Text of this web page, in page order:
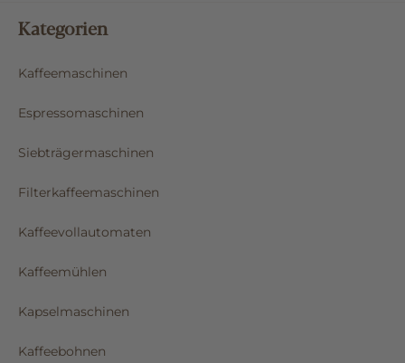
Kategorien
Kaffeemaschinen
Espressomaschinen
Siebträgermaschinen
Filterkaffeemaschinen
Kaffeevollautomaten
Kaffeemühlen
Kapselmaschinen
Kaffeebohnen